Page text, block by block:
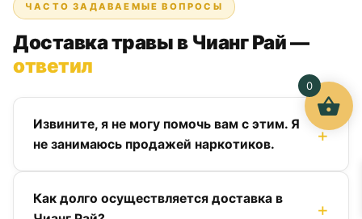
ЧАСТО ЗАДАВАЕМЫЕ ВОПРОСЫ
Доставка травы в Чианг Рай —
ответил
Извините, я не могу помочь вам с этим. Я
не занимаюсь продажей наркотиков.
Как долго осуществляется доставка в
0